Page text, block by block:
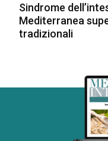
Sindrome
Mediterranea
tradizionali